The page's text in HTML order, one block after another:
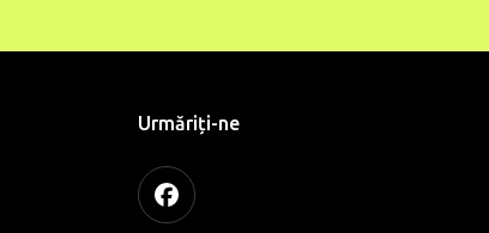
Urmăriți-ne